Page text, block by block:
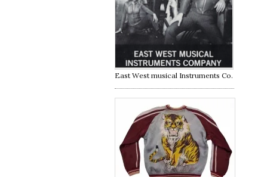
East West musical Instruments Co.